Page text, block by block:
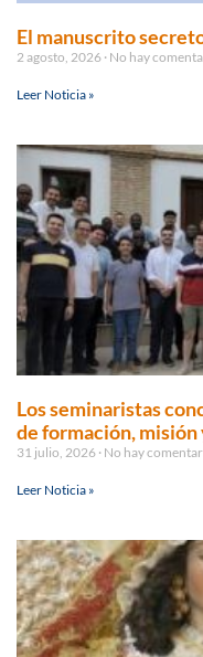
El manuscrito
2 agosto, 2026 No hay
Leer Noticia »
Los seminaristas
de formación,
31 julio, 2026 No hay
Leer Noticia »